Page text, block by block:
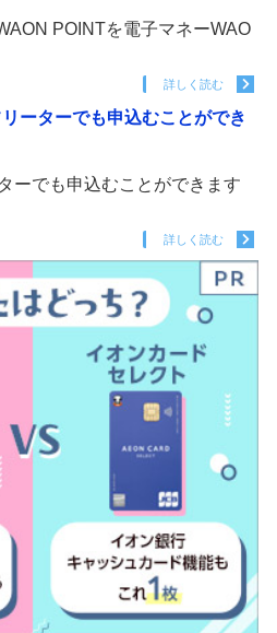
POINTを電子マネーWAO
詳しく読む
ーターでも申込むことができ
ーでも申込むことができます
詳しく読む